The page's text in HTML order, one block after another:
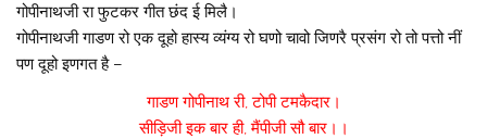
गोपीनाथजी रा फुटकर गीत छंद ई मिलै।
गोपीनाथजी गाडण रो एक दूहो हास्य व्यंग्य रो घणो चावो जिणरै प्रसंग रो तो पत्तो नीं
पण दूहो इणगत है –
गाडण गोपीनाथ री, टोपी टमकैदार।
सीड़िजी इक बार ही, मैंपीजी सौ बार।।